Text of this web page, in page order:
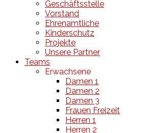
Geschäftsstelle
Vorstand
Ehrenamtliche
Kinderschutz
Projekte
Unsere Partner
Teams
Erwachsene
Damen 1
Damen 2
Damen 3
Frauen Freizeit
Herren 1
Herren 2